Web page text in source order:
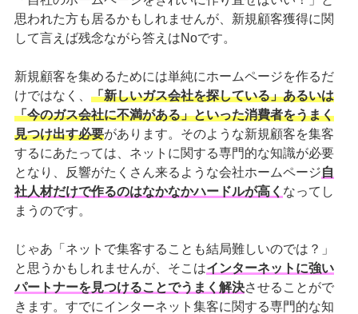
思われた方も居るかもしれませんが、新規顧客獲得に関
して言えば残念ながら答えはNoです。
新規顧客を集めるためには単純にホームページを作るだ
けではなく、 「新しいガス会社を探している」あるいは
「今のガス会社に不満がある」といった消費者をうまく
見つけ出す必要があります。そのような新規顧客を集客
するにあたっては、ネットに関する専門的な知識が必要
となり、反響がたくさん来るような会社ホームページ自
社人材だけで作るのはなかなかハードルが高く なってし
まうのです。
じゃあ「ネットで集客することも結局難しいのでは？」
と思うかもしれませんが、そこはインターネットに強い
パートナーを見つけることでうまく解決させることがで
きます。すでにインターネット集客に関する専門的な知